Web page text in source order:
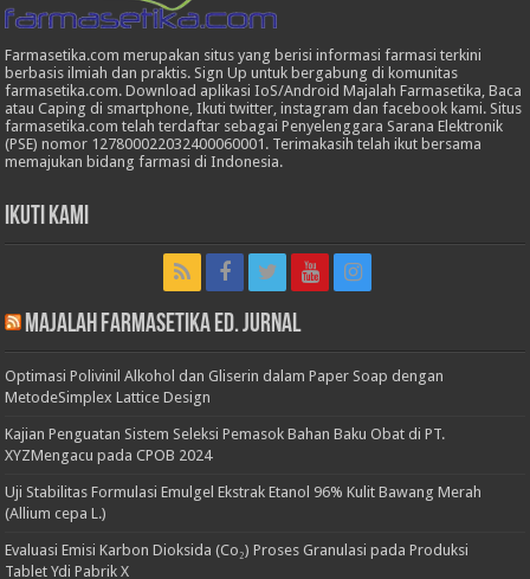
Farmasetika.com merupakan situs yang berisi informasi farmasi terkini
berbasis ilmiah dan praktis. Sign Up untuk bergabung di komunitas
farmasetika.com. Download aplikasi IoS/Android Majalah Farmasetika, Baca
atau Caping di smartphone, Ikuti twitter, instagram dan facebook kami. Situs
farmasetika.com telah terdaftar sebagai Penyelenggara Sarana Elektronik
(PSE) nomor 127800022032400060001. Terimakasih telah ikut bersama
memajukan bidang farmasi di Indonesia.
Ikuti Kami
Majalah Farmasetika Ed. Jurnal
Optimasi Polivinil Alkohol dan Gliserin dalam Paper Soap dengan
MetodeSimplex Lattice Design
Kajian Penguatan Sistem Seleksi Pemasok Bahan Baku Obat di PT.
XYZMengacu pada CPOB 2024
Uji Stabilitas Formulasi Emulgel Ekstrak Etanol 96% Kulit Bawang Merah
(Allium cepa L.)
Evaluasi Emisi Karbon Dioksida (Co₂) Proses Granulasi pada Produksi
Tablet Ydi Pabrik X